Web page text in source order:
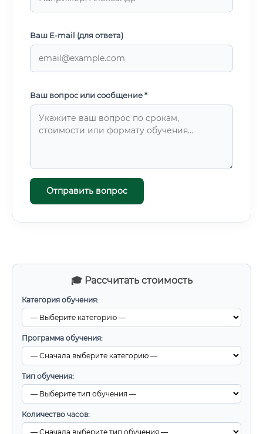
🎓 Рассчитать стоимость
Категория обучения:
Программа обучения:
Тип обучения:
Количество часов:
Ваш E-mail (для ответа)
Ваш вопрос или сообщение *
Отправить вопрос